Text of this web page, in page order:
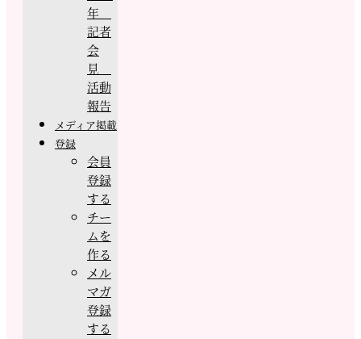
年
記者
会
見
活動
報告
メディア掲載
登録
会員
登録
する
チー
ムを
作る
メル
マガ
登録
する